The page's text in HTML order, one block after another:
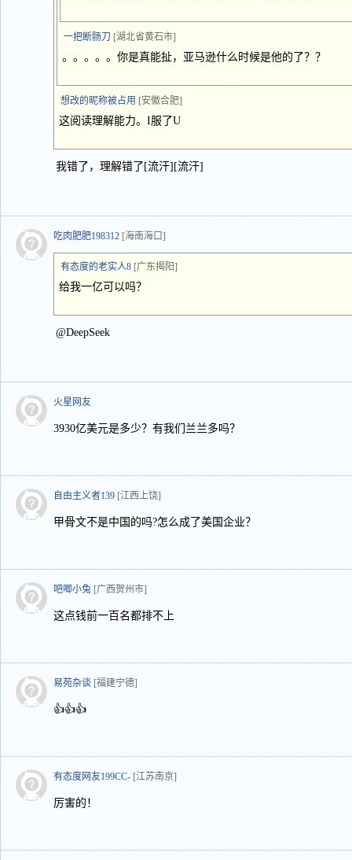
一把断肠刀 [湖北省黄石市]
。。。。。你是真能扯，亚马逊什么时候是他的了？？
想改的昵称被占用 [安徽合肥]
这阅读理解能力。I服了U
我错了，理解错了[流汗][流汗]
吃肉肥肥198312 [海南海口]
有态度的老实人8 [广东揭阳]
给我一亿可以吗？
@DeepSeek
火星网友
3930亿美元是多少？有我们兰兰多吗？
自由主义者139 [江西上饶]
甲骨文不是中国的吗?怎么成了美国企业？
吧唧小兔 [广西贺州市]
这点钱前一百名都排不上
易苑杂谈 [福建宁德]
👍👍👍
有态度网友199CC- [江苏南京]
厉害的！